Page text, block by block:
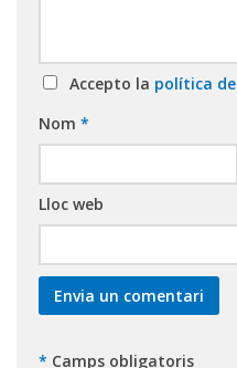
Accepto la política
Nom *
Lloc web
* Camps obligatoris